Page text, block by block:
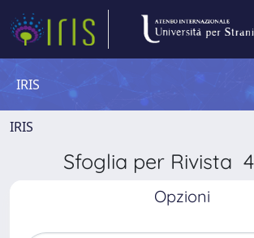
IRIS
IRIS
Sfoglia per Rivista
Opzioni